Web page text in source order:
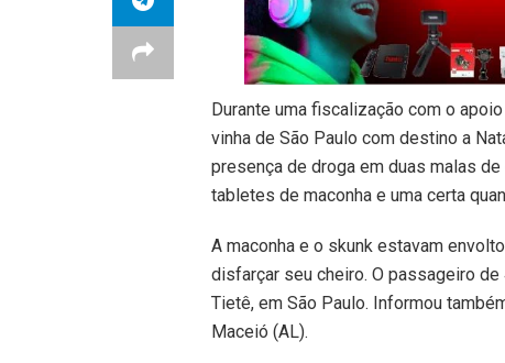
Durante uma fiscalização com o
vinha de São Paulo com destino a
presença de droga em duas malas
tabletes de maconha e uma certa
A maconha e o skunk estavam
disfarçar seu cheiro. O passageiro
Tietê, em São Paulo. Informou
Maceió (AL).